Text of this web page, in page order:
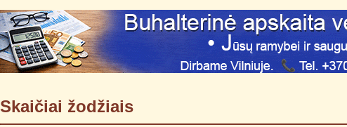
Skaičiai žodžiais